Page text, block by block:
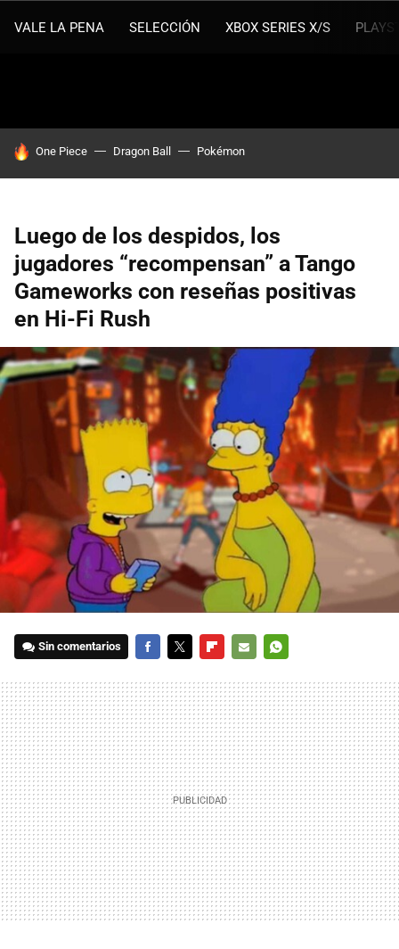
VALE LA PENA SELECCIÓN XBOX SERIES X/S
HOY SE HABLA DE
One Piece Dragon Ball Pokémon
Luego de los despidos, los
jugadores “recompensan” a Tango
Gameworks con reseñas positivas
en Hi-Fi Rush
Sin comentarios
MAIL